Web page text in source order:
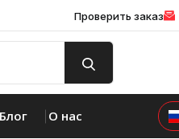
Проверить заказ
Блог О нас